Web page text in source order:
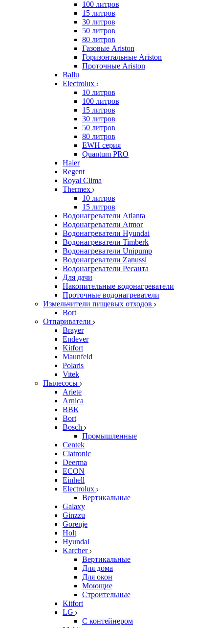
100 литров
15 литров
30 литров
50 литров
80 литров
Газовые Ariston
Горизонтальные Ariston
Проточные Ariston
Ballu
Electrolux
10 литров
100 литров
15 литров
30 литров
50 литров
80 литров
EWH серия
Quantum PRO
Haier
Regent
Royal Clima
Thermex
10 литров
15 литров
Водонагреватели Atlanta
Водонагреватели Atmor
Водонагреватели Hyundai
Водонагреватели Timberk
Водонагреватели Unipump
Водонагреватели Zanussi
Водонагреватели Ресанта
Для дачи
Накопительные водонагреватели
Проточные водонагреватели
Измельчители пищевых отходов
Bort
Отпариватели
Brayer
Endever
Kitfort
Maunfeld
Polaris
Vitek
Пылесосы
Ariete
Arnica
BBK
Bort
Bosch
Промышленные
Centek
Clatronic
Deerma
ECON
Einhell
Electrolux
Вертикальные
Galaxy
Ginzzu
Gorenje
Holt
Hyundai
Karcher
Вертикальные
Для дома
Для окон
Моющие
Строительные
Kitfort
LG
С контейнером